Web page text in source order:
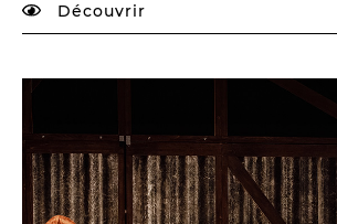
Découvrir